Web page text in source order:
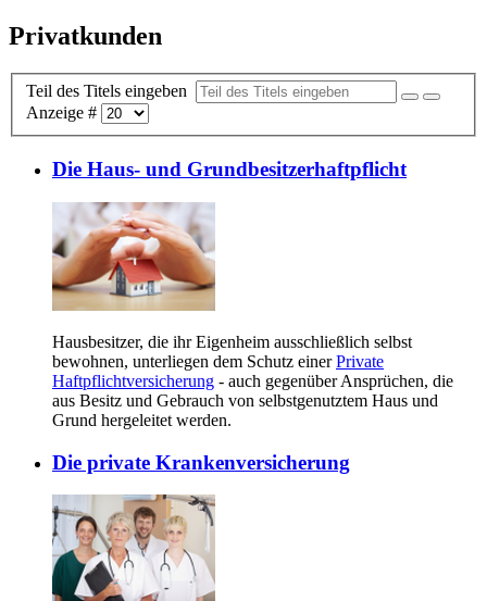
Privatkunden
Teil des Titels eingeben
Anzeige #
Die Haus- und Grundbesitzerhaftpflicht
Hausbesitzer, die ihr Eigenheim ausschließlich selbst
bewohnen, unterliegen dem Schutz einerPrivate
Haftpflichtversicherung - auch gegenüber Ansprüchen, die
aus Besitz und Gebrauch von selbstgenutztem Haus und
Grund hergeleitet werden.
Die private Krankenversicherung